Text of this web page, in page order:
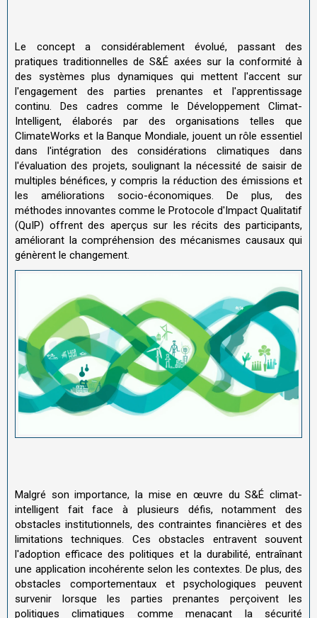
Le concept a considérablement évolué, passant des
pratiques traditionnelles de S&É axées sur la conformité à
des systèmes plus dynamiques qui mettent l'accent sur
l'engagement des parties prenantes et l'apprentissage
continu. Des cadres comme le Développement Climat-
Intelligent, élaborés par des organisations telles que
ClimateWorks et la Banque Mondiale, jouent un rôle essentiel
dans l'intégration des considérations climatiques dans
l'évaluation des projets, soulignant la nécessité de saisir de
multiples bénéfices, y compris la réduction des émissions et
les améliorations socio-économiques. De plus, des
méthodes innovantes comme le Protocole d'Impact Qualitatif
(QuIP) offrent des aperçus sur les récits des participants,
améliorant la compréhension des mécanismes causaux qui
génèrent le changement.
Malgré son importance, la mise en œuvre du S&É climat-
intelligent fait face à plusieurs défis, notamment des
obstacles institutionnels, des contraintes financières et des
limitations techniques. Ces obstacles entravent souvent
l'adoption efficace des politiques et la durabilité, entraînant
une application incohérente selon les contextes. De plus, des
obstacles comportementaux et psychologiques peuvent
survenir lorsque les parties prenantes perçoivent les
politiques climatiques comme menaçant la sécurité